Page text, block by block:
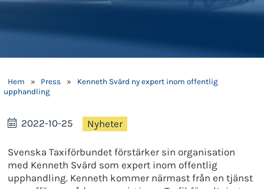
Hem » Press »
Kenneth Svärd ny expert inom offentlig
upphandling
2022-10-25 Nyheter
Svenska Taxiförbundet förstärker sin organisation
med Kenneth Svärd som expert inom offentlig
upphandling. Kenneth kommer närmast från en tjänst